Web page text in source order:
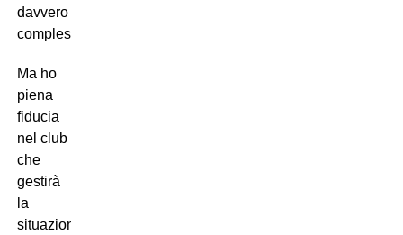
davvero
complessa.
Ma ho
piena
fiducia
nel club
che
gestirà
la
situazione